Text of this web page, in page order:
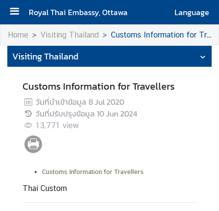
Royal Thai Embassy, Ottawa
Language
H
o
m
e
A
b
o
u
t
m
b
Home Visiting Thailand Customs Information for Travellers
Visiting Thailand
Customs Information for Travellers
วันที่นำเข้าข้อมูล 8 Jul 2020
วันที่ปรับปรุงข้อมูล 10 Jun 2024
13,771 view
Customs Information for Travellers
Thai Custom